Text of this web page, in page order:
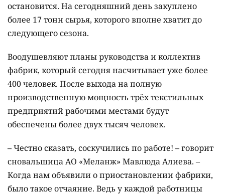
остановится. На сегодняшний день закуплено
более 17 тонн сырья, которого вполне хватит до
следующего сезона.
Воодушевляют планы руководства и коллектив
фабрик, который сегодня насчитывает уже более
400 человек. После выхода на полную
производственную мощность трёх текстильных
предприятий рабочими местами будут
обеспечены более двух тысяч человек.
– Честно сказать, соскучились по работе! – говорит
сновальшица АО «Меланж» Мавлюда Алиева. –
Когда нам объявили о приостановлении фабрики,
было такое отчаяние. Ведь у каждой работницы